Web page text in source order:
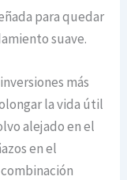
para quedar
suave.
más
la vida útil
alejado en el
en el